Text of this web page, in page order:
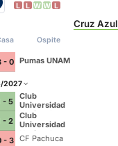
L L W W L
Ospite
- 0 Pumas UNAM
2027
- 5
Club
Universidad
Nacional
- 2
Club
Universidad
Nacional
- 3 CF Pachuca
Cruz Azul